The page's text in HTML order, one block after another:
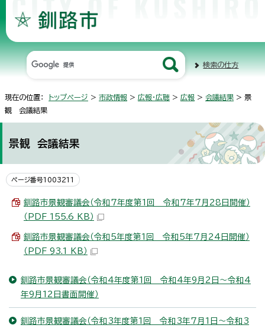
検索の仕方
現在の位置： トップページ > 市政情報 > 広報・広聴 > 広報 > 会議結果 > 景
観 会議結果
景観 会議結果
ページ番号1003211
釧路市景観審議会（令和7年度第1回 令和7年7月28日開催）
（PDF 155.6 KB）
釧路市景観審議会（令和5年度第1回 令和5年7月24日開催）
（PDF 93.1 KB）
釧路市景観審議会（令和4年度第1回 令和4年9月2日～令和4
年9月12日書面開催）
釧路市景観審議会（令和3年度第1回 令和3年7月1日～令和3